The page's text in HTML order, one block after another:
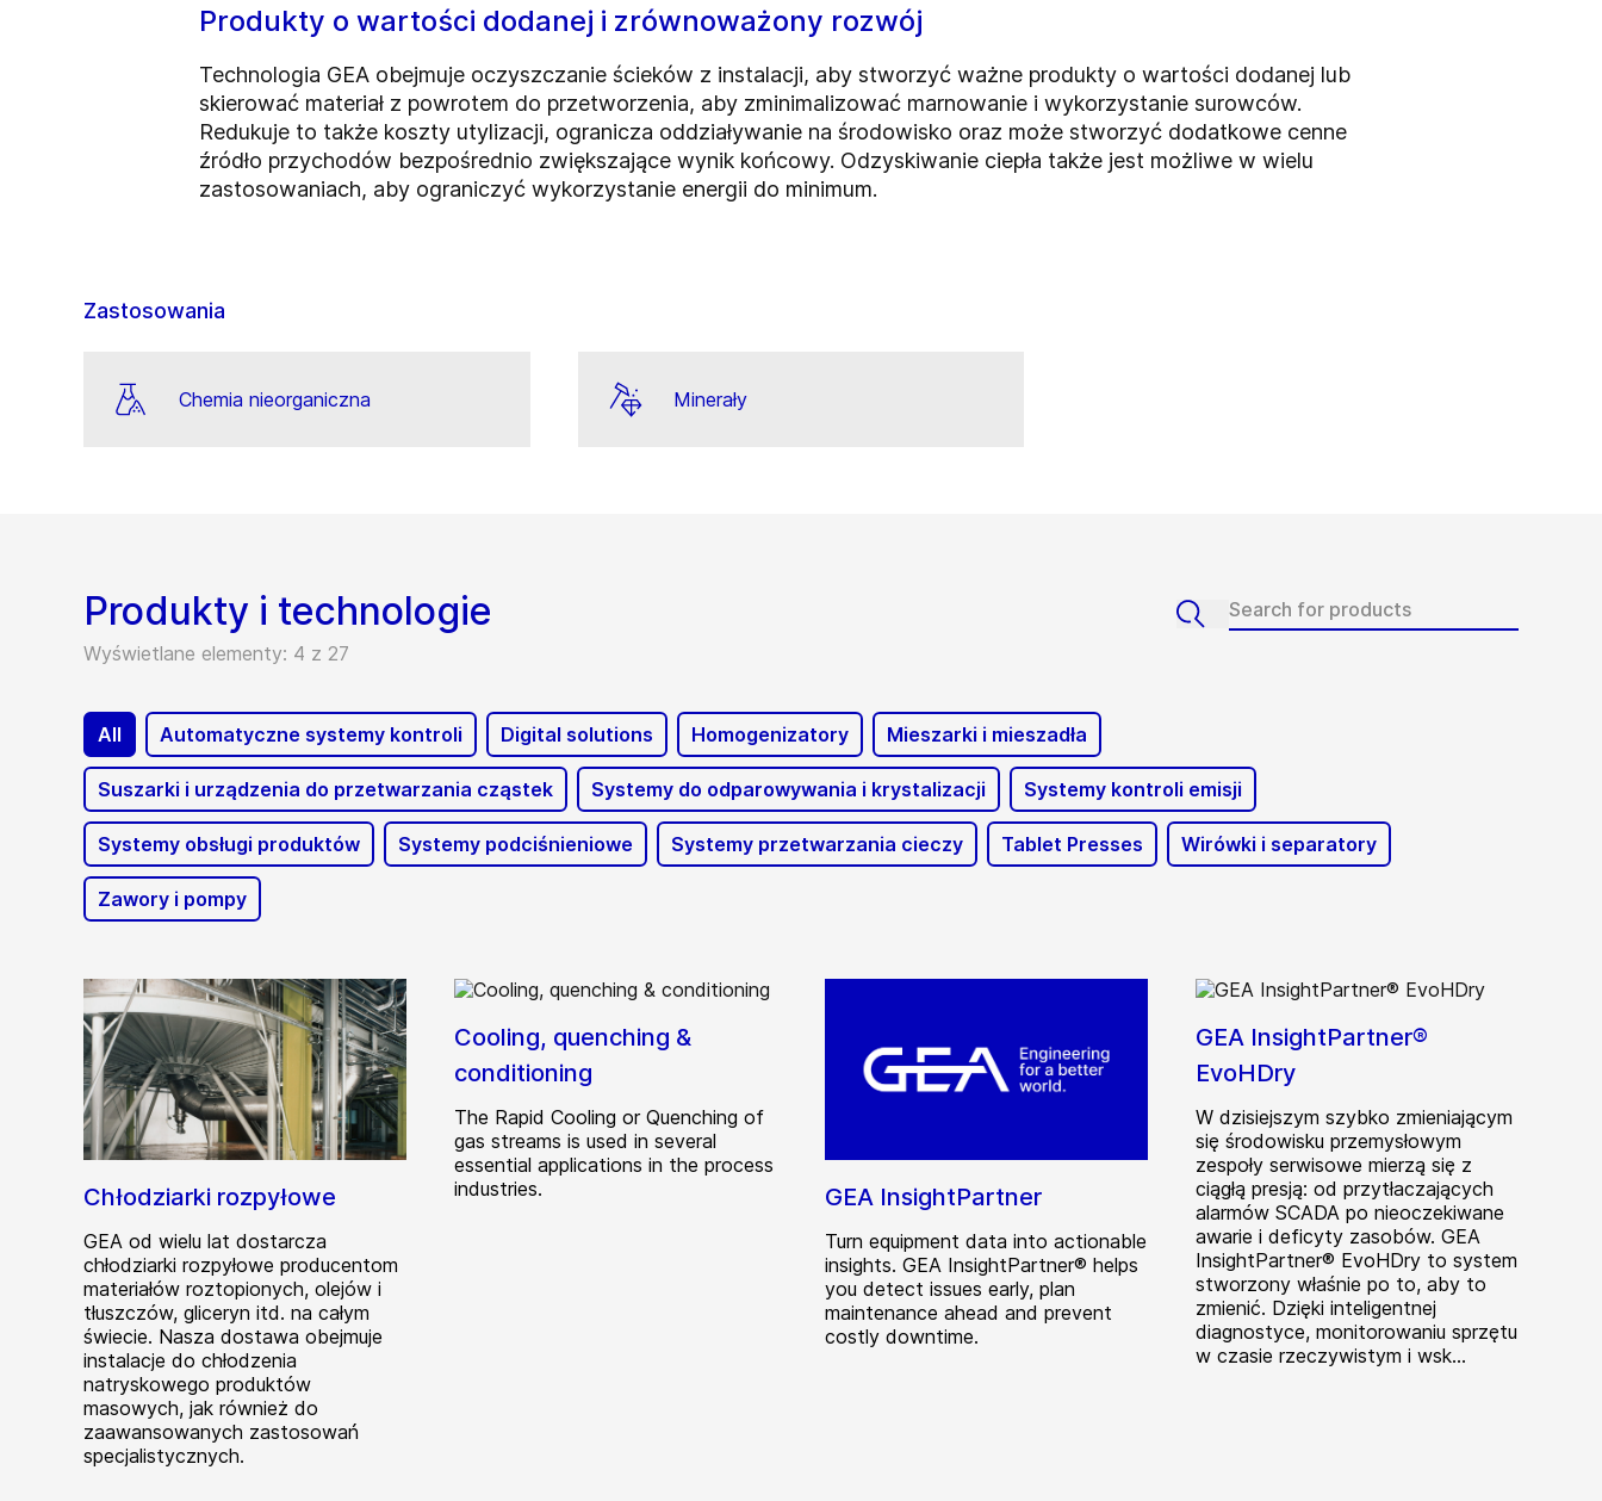
Produkty o wartości dodanej i zrównoważony rozwój
Technologia GEA obejmuje oczyszczanie ścieków z instalacji, aby stworzyć ważne produkty o wartości dodanej lub
skierować materiał z powrotem do przetworzenia, aby zminimalizować marnowanie i wykorzystanie surowców.
Redukuje to także koszty utylizacji, ogranicza oddziaływanie na środowisko oraz może stworzyć dodatkowe cenne
źródło przychodów bezpośrednio zwiększające wynik końcowy. Odzyskiwanie ciepła także jest możliwe w wielu
zastosowaniach, aby ograniczyć wykorzystanie energii do minimum.
Zastosowania
Chemia nieorganiczna Minerały
Produkty i technologie
Wyświetlane elementy: 4 z 27
All Automatyczne systemy kontroli Digital solutions Homogenizatory Mieszarki i mieszadła
Suszarki i urządzenia do przetwarzania cząstek Systemy do odparowywania i krystalizacji Systemy kontroli emisji
Systemy obsługi produktów Systemy podciśnieniowe Systemy przetwarzania cieczy Tablet Presses Wirówki i separatory
Zawory i pompy
Chłodziarki rozpyłowe
GEA od wielu lat dostarcza
chłodziarki rozpyłowe producentom
materiałów roztopionych, olejów i
tłuszczów, gliceryn itd. na całym
świecie. Nasza dostawa obejmuje
instalacje do chłodzenia
natryskowego produktów
masowych, jak również do
zaawansowanych zastosowań
specjalistycznych.
Cooling, quenching &
conditioning
The Rapid Cooling or Quenching of
gas streams is used in several
essential applications in the process
industries.
GEA InsightPartner
Turn equipment data into actionable
insights. GEA InsightPartner® helps
you detect issues early, plan
maintenance ahead and prevent
costly downtime.
GEA InsightPartner®
EvoHDry
W dzisiejszym szybko zmieniającym
się środowisku przemysłowym
zespoły serwisowe mierzą się z
ciągłą presją: od przytłaczających
alarmów SCADA po nieoczekiwane
awarie i deficyty zasobów. GEA
InsightPartner® EvoHDry to system
stworzony właśnie po to, aby to
zmienić. Dzięki inteligentnej
diagnostyce, monitorowaniu sprzętu
w czasie rzeczywistym i wsk...